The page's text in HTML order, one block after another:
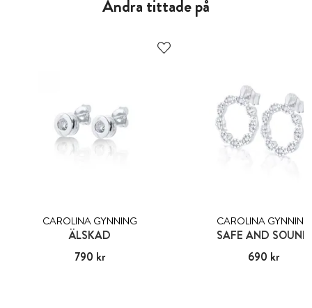
Andra tittade på
CAROLINA GYNNING
ÄLSKAD
Pris:790 kr
790 kr
CAROLINA GYNNING
SAFE AND SOUND
Pris:690 kr
690 kr